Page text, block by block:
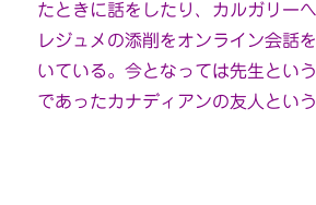
たときに話をしたり、カルガリー
レジュメの添削をオンライン会話
いている。今となっては先生とい
であったカナディアンの友人という